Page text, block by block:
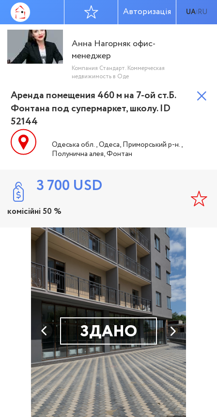
UA|RU
Авторизація
Анна Нагорняк офис-
менеджер
Компания Стандарт. Коммерческая
недвижимость в Оде
Аренда помещения 460 м на 7-ой ст.Б.
Фонтана под супермаркет, школу. ID
52144
Одеська обл., Одеса, Приморський р-н.,
Полунична алея, Фонтан
3 700 USD
комісійні 50 %
ЗДАНО